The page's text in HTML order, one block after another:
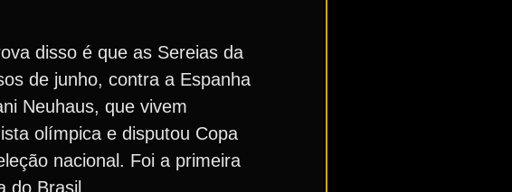
disso é que as Sereias da
de junho, contra a Espanha
Neuhaus, que vivem
olímpica e disputou Copa
nacional. Foi a primeira
do Brasil.